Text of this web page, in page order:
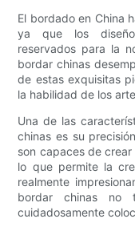
El bordado en China
ya que los
reservados para la
bordar chinas
de estas exquisitas
la habilidad de los
Una de las
chinas es su
son capaces de
lo que permite la
realmente
bordar chinas no
cuidadosamente